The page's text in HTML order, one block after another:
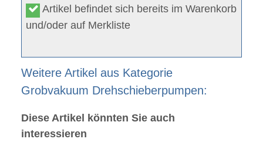
Artikel befindet sich bereits im Warenkorb
und/oder auf Merkliste
Weitere Artikel aus Kategorie
Grobvakuum Drehschieberpumpen:
Diese Artikel könnten Sie auch
interessieren